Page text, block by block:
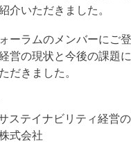
介いただきました。
ーラムのメンバーにご
営の現状と今後の課題
だきました。
ステイナビリティ経営
式会社